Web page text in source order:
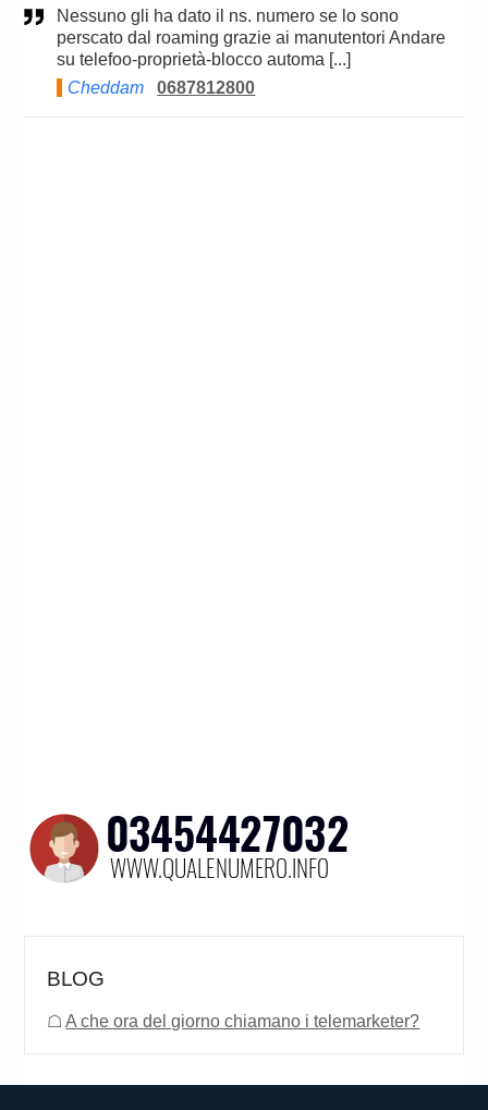
Nessuno gli ha dato il ns. numero se lo sono
perscato dal roaming grazie ai manutentori Andare
su telefoo-proprietà-blocco automa [...]
Cheddam
0687812800
BLOG
☖A che ora del giorno chiamano i telemarketer?